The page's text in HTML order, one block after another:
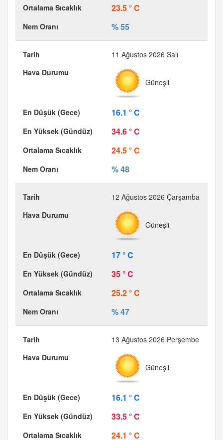
23.5 ° C
% 55
11 Ağustos 2026 Salı
Güneşli
16.1 ° C
34.6 ° C
24.5 ° C
% 48
12 Ağustos 2026 Çarşamba
Güneşli
17 ° C
35 ° C
25.2 ° C
% 47
13 Ağustos 2026 Perşembe
Güneşli
16.1 ° C
33.5 ° C
24.1 ° C